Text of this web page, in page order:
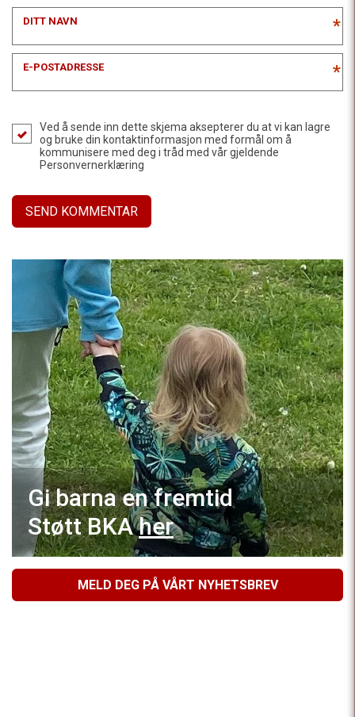
DITT NAVN *
E-POSTADRESSE *
Ved å sende inn dette skjema aksepterer du at vi kan lagre
og bruke din kontaktinformasjon med formål om å
kommunisere med deg i tråd med vår gjeldende
Personvernerklæring
Gi barna en fremtid
Støtt BKAher
MELD DEG PÅ VÅRT NYHETSBREV